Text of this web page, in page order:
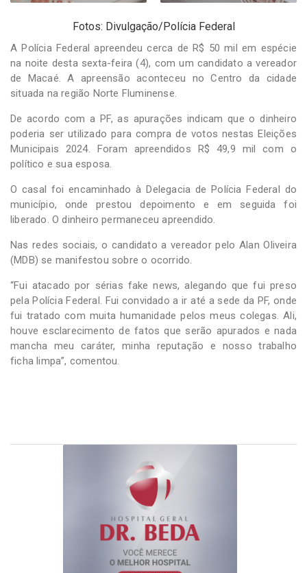
Fotos: Divulgação/Polícia Federal
A Polícia Federal apreendeu cerca de R$ 50 mil em espécie
na noite desta sexta-feira (4), com um candidato a vereador
de Macaé. A apreensão aconteceu no Centro da cidade
situada na região Norte Fluminense.
De acordo com a PF, as apurações indicam que o dinheiro
poderia ser utilizado para compra de votos nestas Eleições
Municipais 2024. Foram apreendidos R$ 49,9 mil com o
político e sua esposa.
O casal foi encaminhado à Delegacia de Polícia Federal do
município, onde prestou depoimento e em seguida foi
liberado. O dinheiro permaneceu apreendido.
Nas redes sociais, o candidato a vereador pelo Alan Oliveira
(MDB) se manifestou sobre o ocorrido.
“Fui atacado por sérias fake news, alegando que fui preso
pela Polícia Federal. Fui convidado a ir até a sede da PF, onde
fui tratado com muita humanidade pelos meus colegas. Ali,
houve esclarecimento de fatos que serão apurados e nada
mancha meu caráter, minha reputação e nosso trabalho
ficha limpa”, comentou.